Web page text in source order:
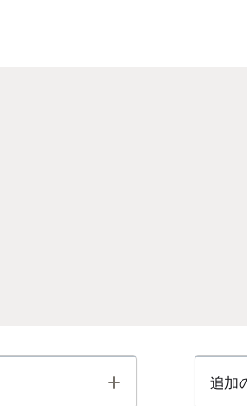
Toggle 追加